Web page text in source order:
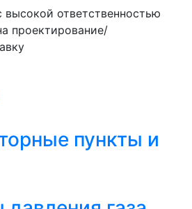
ответственностью
проектирование/
пункты и